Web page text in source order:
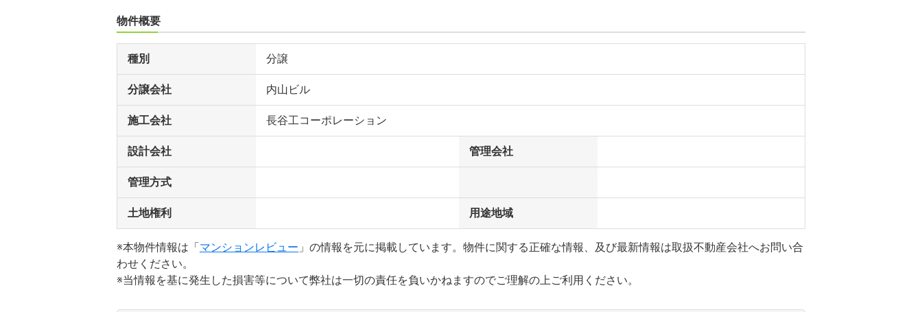
物件概要
種別 分譲
分譲会社 内山ビル
施工会社 長谷工コーポレーション
設計会社 管理会社
管理方式
土地権利 用途地域
※本物件情報は「 マンションレビュー 」の情報を元に掲載しています。物件に関する正確な情報、及び最新情報は取扱不動産会社へお問い合
わせください。
※当情報を基に発生した損害等について弊社は一切の責任を負いかねますのでご理解の上ご利用ください。